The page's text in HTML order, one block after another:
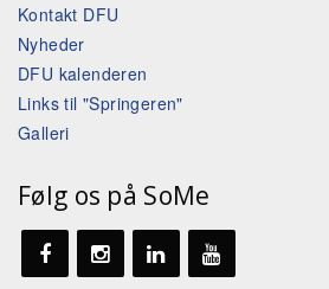
Kontakt DFU
Nyheder
DFU kalenderen
Links til "Springeren"
Galleri
Følg os på SoMe